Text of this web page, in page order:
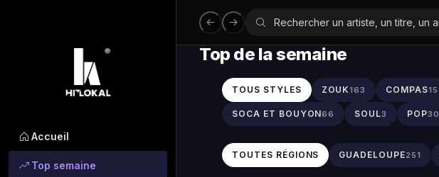
Accueil
Top semaine
Top de la semaine
TOUS STYLES ZOUK163 COMPAS15
SOCA ET BOUYON66 SOUL3 POP30
TOUTES RÉGIONS GUADELOUPE251